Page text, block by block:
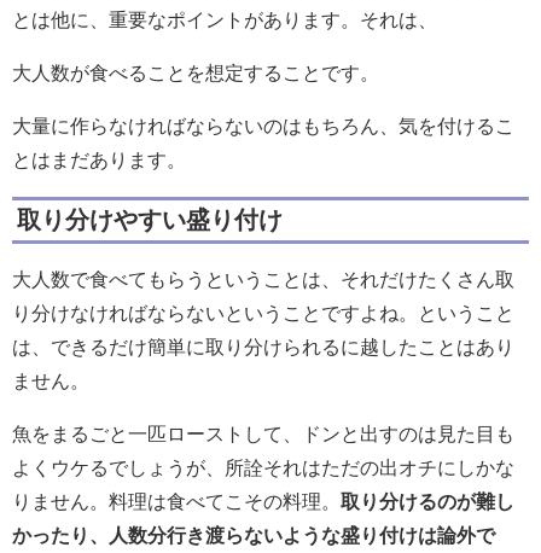
とは他に、重要なポイントがあります。それは、
大人数が食べることを想定することです。
大量に作らなければならないのはもちろん、気を付けるこ
とはまだあります。
取り分けやすい盛り付け
大人数で食べてもらうということは、それだけたくさん取
り分けなければならないということですよね。ということ
は、できるだけ簡単に取り分けられるに越したことはあり
ません。
魚をまるごと一匹ローストして、ドンと出すのは見た目も
よくウケるでしょうが、所詮それはただの出オチにしかな
りません。料理は食べてこその料理。 取り分けるのが難し
かったり、人数分行き渡らないような盛り付けは論外で